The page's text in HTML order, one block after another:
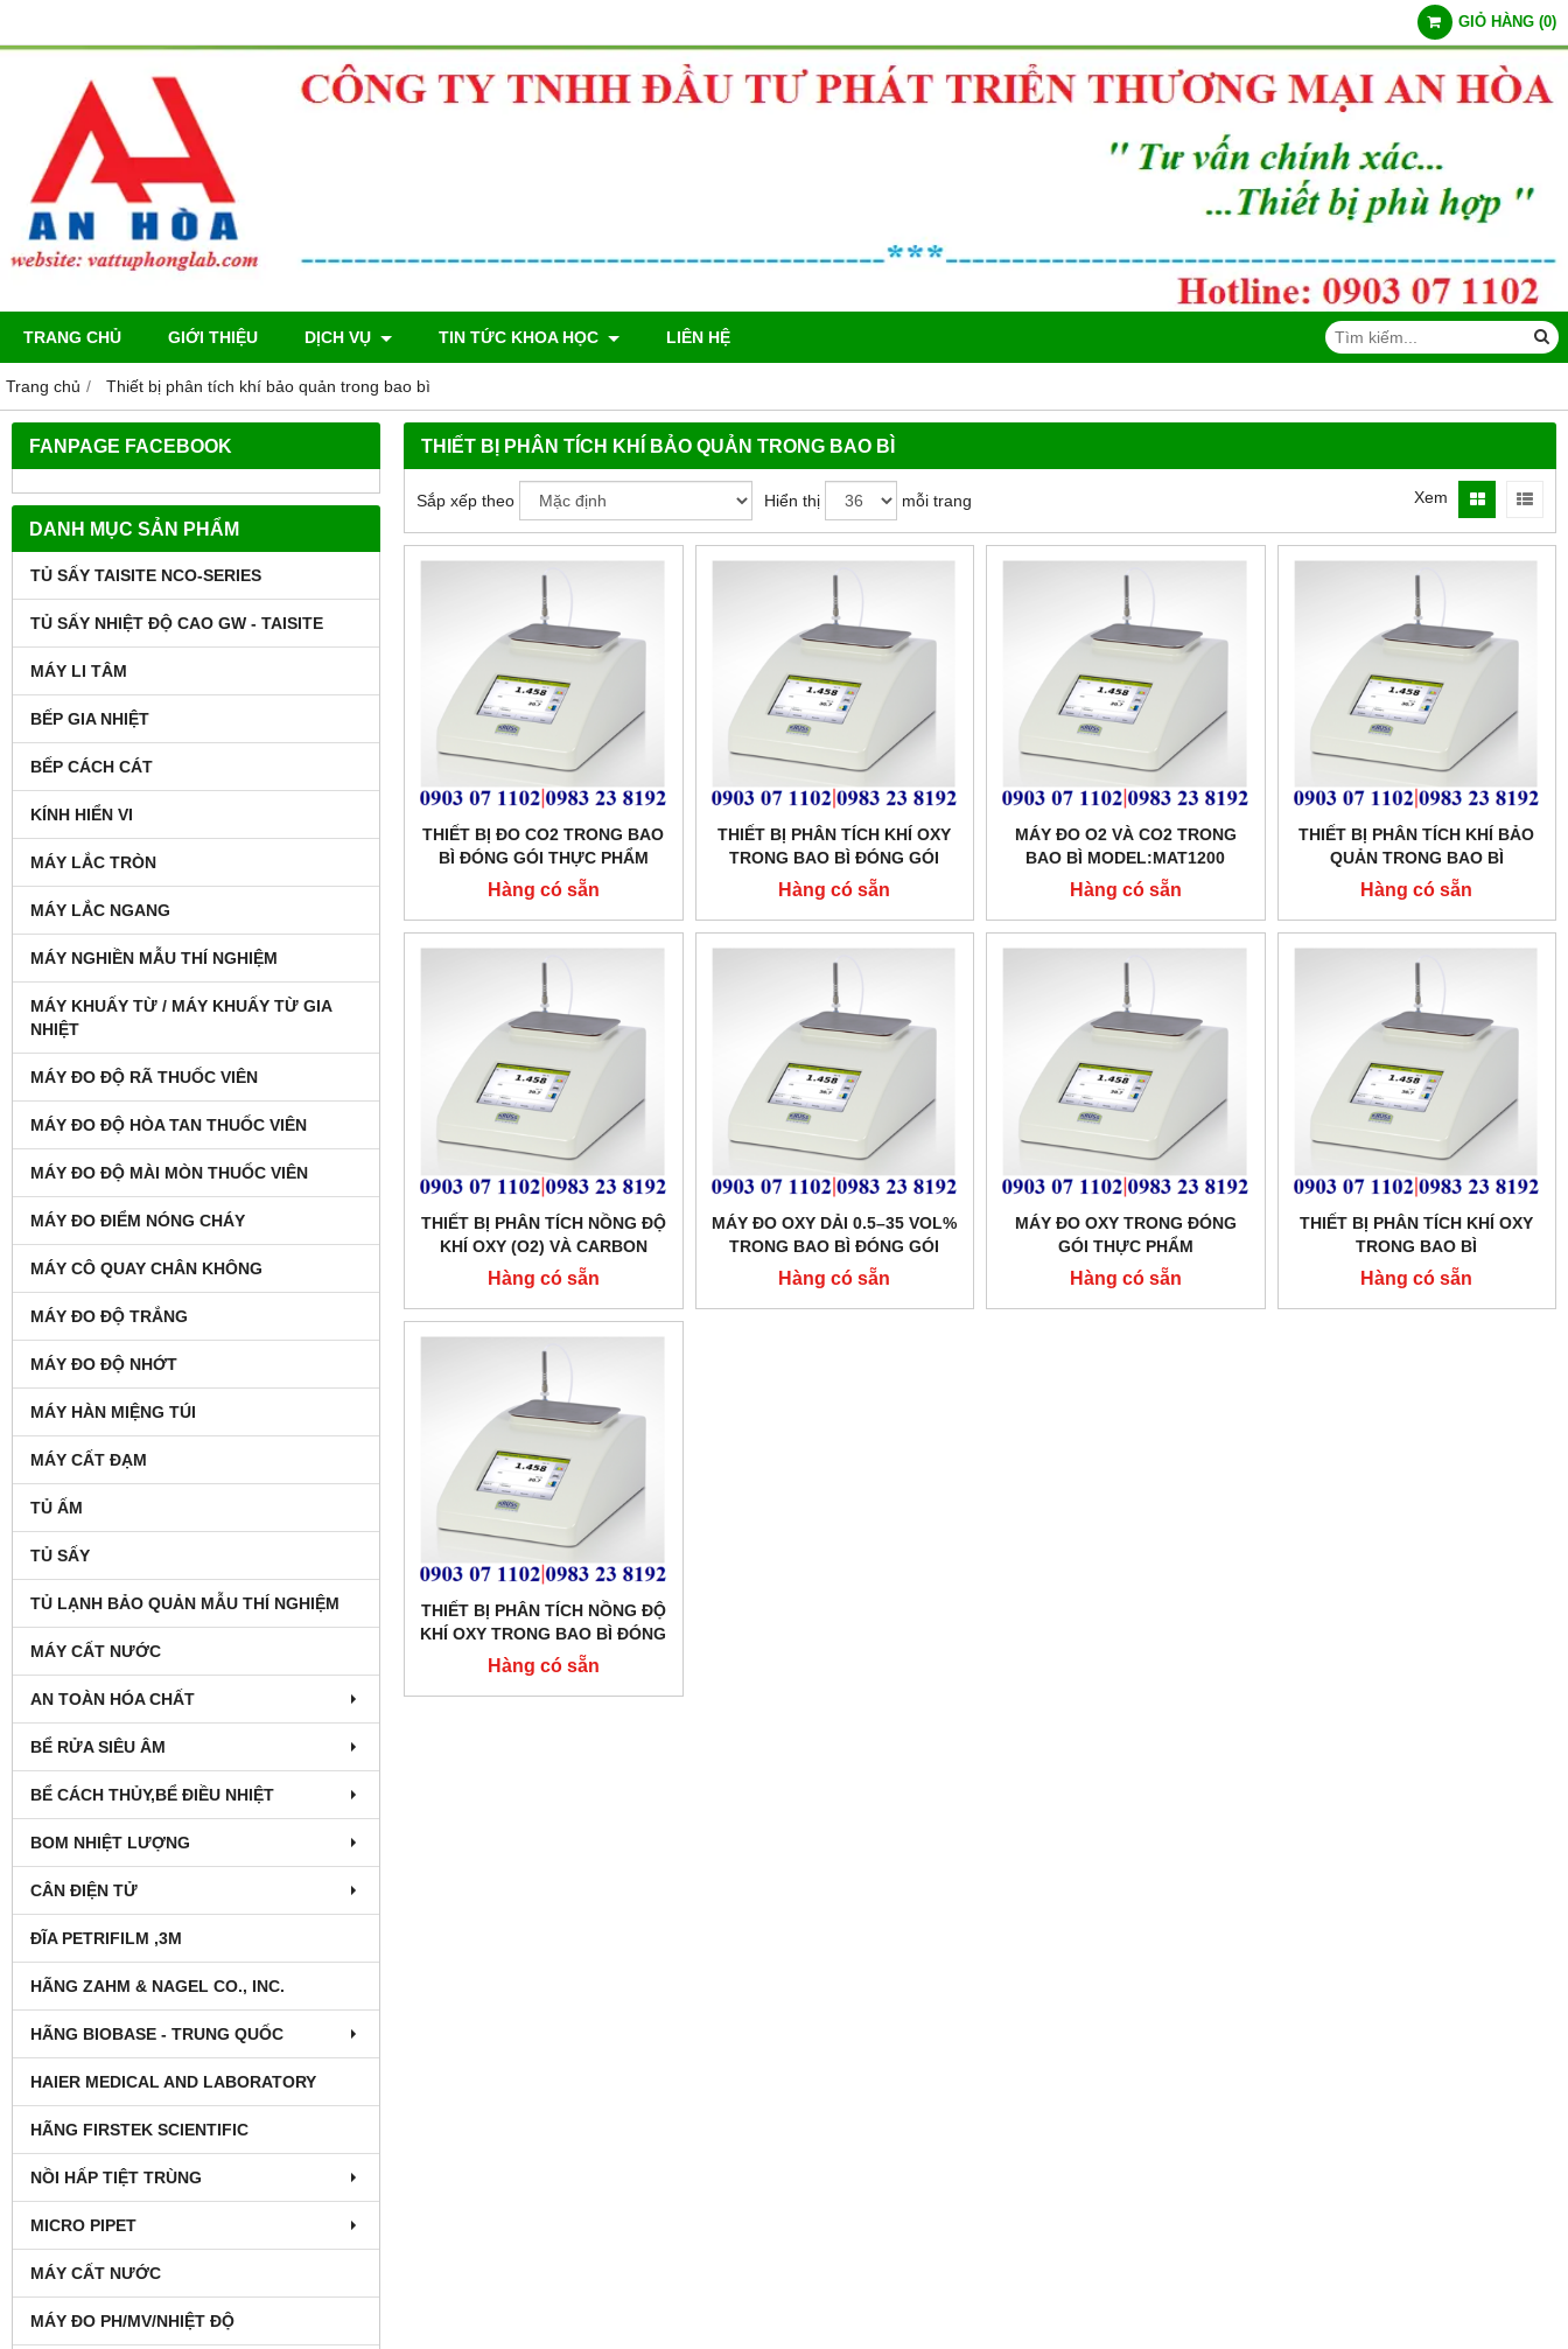
GIỎ HÀNG (0)
TRANG CHỦ GIỚI THIỆU DỊCH VỤ TIN TỨC KHOA HỌC LIÊN HỆ
Trang chủ Thiết bị phân tích khí bảo quản trong bao bì
FANPAGE FACEBOOK
DANH MỤC SẢN PHẨM
TỦ SẤY TAISITE NCO-SERIES
TỦ SẤY NHIỆT ĐỘ CAO GW - TAISITE
MÁY LI TÂM
BẾP GIA NHIỆT
BẾP CÁCH CÁT
KÍNH HIỂN VI
MÁY LẮC TRÒN
MÁY LẮC NGANG
MÁY NGHIỀN MẪU THÍ NGHIỆM
MÁY KHUẤY TỪ / MÁY KHUẤY TỪ GIA
NHIỆT
MÁY ĐO ĐỘ RÃ THUỐC VIÊN
MÁY ĐO ĐỘ HÒA TAN THUỐC VIÊN
MÁY ĐO ĐỘ MÀI MÒN THUỐC VIÊN
MÁY ĐO ĐIỂM NÓNG CHÁY
MÁY CÔ QUAY CHÂN KHÔNG
MÁY ĐO ĐỘ TRẮNG
MÁY ĐO ĐỘ NHỚT
MÁY HÀN MIỆNG TÚI
MÁY CẤT ĐẠM
TỦ ẤM
TỦ SẤY
TỦ LẠNH BẢO QUẢN MẪU THÍ NGHIỆM
MÁY CẤT NƯỚC
AN TOÀN HÓA CHẤT
BỂ RỬA SIÊU ÂM
BỂ CÁCH THỦY,BỂ ĐIỀU NHIỆT
BOM NHIỆT LƯỢNG
CÂN ĐIỆN TỬ
ĐĨA PETRIFILM ,3M
HÃNG ZAHM & NAGEL CO., INC.
HÃNG BIOBASE - TRUNG QUỐC
HAIER MEDICAL AND LABORATORY
HÃNG FIRSTEK SCIENTIFIC
NỒI HẤP TIỆT TRÙNG
MICRO PIPET
MÁY CẤT NƯỚC
MÁY ĐO PH/MV/NHIỆT ĐỘ
THIẾT BỊ PHÂN TÍCH KHÍ BẢO QUẢN TRONG BAO BÌ
Sắp xếp theo Hiển thị mỗi trang Xem
THIẾT BỊ ĐO CO2 TRONG BAO
BÌ ĐÓNG GÓI THỰC PHẨM
MODEL:MAT1200
Hàng có sẵn
THIẾT BỊ PHÂN TÍCH KHÍ OXY
TRONG BAO BÌ ĐÓNG GÓI
MODEL:MAT1200
Hàng có sẵn
MÁY ĐO O2 VÀ CO2 TRONG
BAO BÌ MODEL:MAT1200
Hàng có sẵn
THIẾT BỊ PHÂN TÍCH KHÍ BẢO
QUẢN TRONG BAO BÌ
MODEL:MAT1200
Hàng có sẵn
THIẾT BỊ PHÂN TÍCH NỒNG ĐỘ
KHÍ OXY (O2) VÀ CARBON
DIOXIDE (CO2) TRONG BAO BÌ
ĐÓNG GÓI MODEL: MAT1200
Hàng có sẵn
MÁY ĐO OXY DẢI 0.5–35 VOL%
TRONG BAO BÌ ĐÓNG GÓI
Hàng có sẵn
MÁY ĐO OXY TRONG ĐÓNG
GÓI THỰC PHẨM
MODEL:MAT1100
Hàng có sẵn
THIẾT BỊ PHÂN TÍCH KHÍ OXY
TRONG BAO BÌ
MODEL:MAT1100
Hàng có sẵn
THIẾT BỊ PHÂN TÍCH NỒNG ĐỘ
KHÍ OXY TRONG BAO BÌ ĐÓNG
GÓI MODEL: MAT1100
Hàng có sẵn